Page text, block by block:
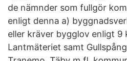
de nämnder som fullgör
enligt denna a)
eller kräver bygglov enligt 9
Lantmäteriet samt